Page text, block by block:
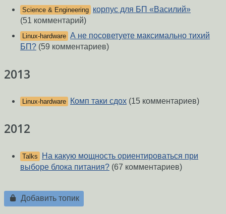
Science & Engineering корпус для БП «Василий»
(51 комментарий)
Linux-hardware А не посоветуете максимально тихий
БП? (59 комментариев)
2013
Linux-hardware Комп таки сдох (15 комментариев)
2012
Talks
На какую мощность ориентироваться при
выборе блока питания? (67 комментариев)
Добавить топик